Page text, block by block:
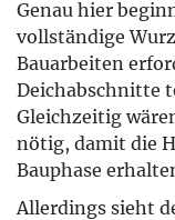
Genau hier
vollständige
Bauarbeiten
Deichabschnitte
Gleichzeitig
nötig, damit die
Bauphase
Allerdings sieht